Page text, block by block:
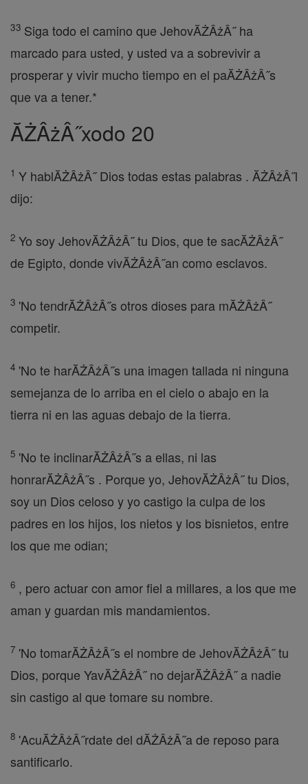
33 Siga todo el camino que JehovĂŻÂżÂ˝ ha
marcado para usted, y usted va a sobrevivir a
prosperar y vivir mucho tiempo en el paĂŻÂżÂ˝s
que va a tener.*
ĂŻÂżÂ˝xodo 20
1 Y hablĂŻÂżÂ˝ Dios todas estas palabras . ĂŻÂżÂ˝l
dijo:
2 Yo soy JehovĂŻÂżÂ˝ tu Dios, que te sacĂŻÂżÂ˝
de Egipto, donde vivĂŻÂżÂ˝an como esclavos.
3 'No tendrĂŻÂżÂ˝s otros dioses para mĂŻÂżÂ˝
competir.
4 'No te harĂŻÂżÂ˝s una imagen tallada ni ninguna
semejanza de lo arriba en el cielo o abajo en la
tierra ni en las aguas debajo de la tierra.
5 'No te inclinarĂŻÂżÂ˝s a ellas, ni las
honrarĂŻÂżÂ˝s . Porque yo, JehovĂŻÂżÂ˝ tu Dios,
soy un Dios celoso y yo castigo la culpa de los
padres en los hijos, los nietos y los bisnietos, entre
los que me odian;
6 , pero actuar con amor fiel a millares, a los que me
aman y guardan mis mandamientos.
7 'No tomarĂŻÂżÂ˝s el nombre de JehovĂŻÂżÂ˝ tu
Dios, porque YavĂŻÂżÂ˝ no dejarĂŻÂżÂ˝ a nadie
sin castigo al que tomare su nombre.
8 'AcuĂŻÂżÂ˝rdate del dĂŻÂżÂ˝a de reposo para
santificarlo.